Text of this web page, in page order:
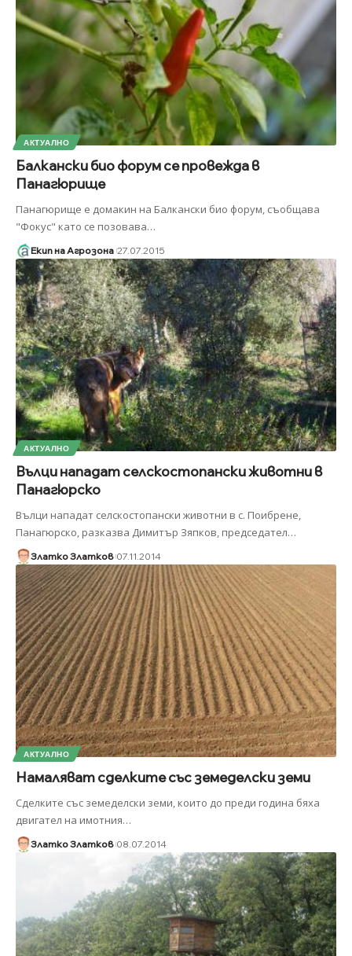
АКТУАЛНО
Балкански био форум се провежда в
Панагюрище
Панагюрище е домакин на Балкански био форум, съобщава
"Фокус" като се позовава…
Екип на Агрозона 27.07.2015
АКТУАЛНО
Вълци нападат селскостопански животни в
Панагюрско
Вълци нападат селскостопански животни в с. Поибрене,
Панагюрско, разказва Димитър Зяпков, председател…
Златко Златков 07.11.2014
АКТУАЛНО
Намаляват сделките със земеделски земи
Сделките със земеделски земи, които до преди година бяха
двигател на имотния…
Златко Златков 08.07.2014